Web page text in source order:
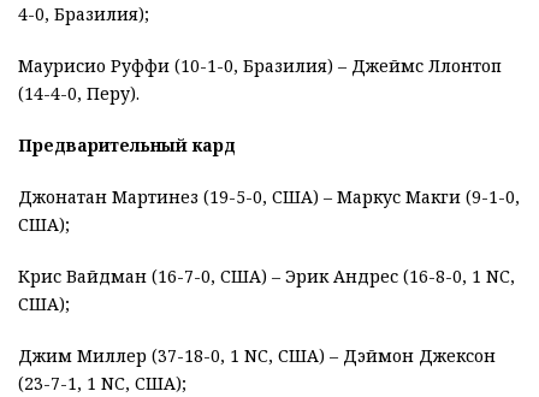
4-0, Бразилия);
Маурисио Руффи (10-1-0, Бразилия) – Джеймс Ллонтоп
(14-4-0, Перу).
Предварительный кард
Джонатан Мартинез (19-5-0, США) – Маркус Макги (9-1-0,
США);
Крис Вайдман (16-7-0, США) – Эрик Андрес (16-8-0, 1 NC,
США);
Джим Миллер (37-18-0, 1 NC, США) – Дэймон Джексон
(23-7-1, 1 NC, США);